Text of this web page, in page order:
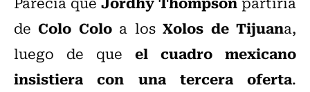
deColo Coloa losXolos de Tijuana,
luego de que el cuadro mexicano
insistiera con una tercera oferta.